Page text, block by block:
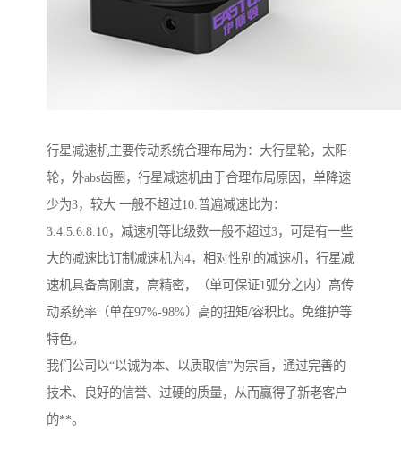
行星减速机主要传动系统合理布局为：大行星轮，太阳
轮，外abs齿圈，行星减速机由于合理布局原因，单降速
少为3，较大 一般不超过10.普遍减速比为：
3.4.5.6.8.10，减速机等比级数一般不超过3，可是有一些
大的减速比订制减速机为4，相对性别的减速机，行星减
速机具备高刚度，高精密，（单可保证1弧分之内）高传
动系统率（单在97%-98%）高的扭矩/容积比。免维护等
特色。
我们公司以“以诚为本、以质取信”为宗旨，通过完善的
技术、良好的信誉、过硬的质量，从而赢得了新老客户
的**。